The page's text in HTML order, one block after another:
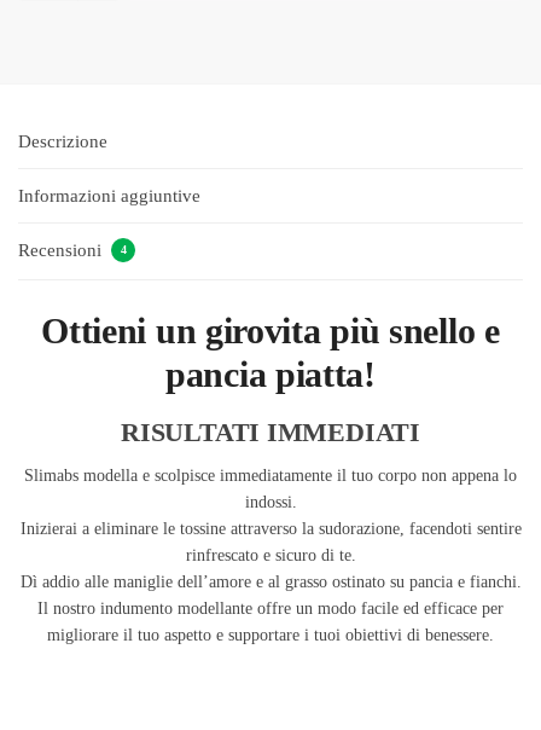
Descrizione
Informazioni aggiuntive
Recensioni 4
Ottieni un girovita più snello e
pancia piatta!
RISULTATI IMMEDIATI
Slimabs modella e scolpisce immediatamente il tuo corpo non appena lo
indossi.
Inizierai a eliminare le tossine attraverso la sudorazione, facendoti sentire
rinfrescato e sicuro di te.
Dì addio alle maniglie dell’amore e al grasso ostinato su pancia e fianchi.
Il nostro indumento modellante offre un modo facile ed efficace per
migliorare il tuo aspetto e supportare i tuoi obiettivi di benessere.